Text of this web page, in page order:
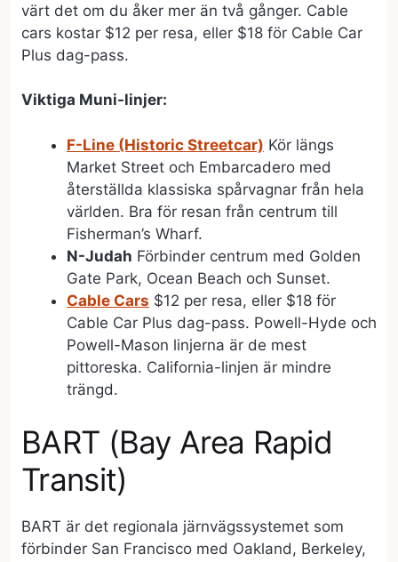
värt det om du åker mer än två gånger. Cable
cars kostar $12 per resa, eller $18 för Cable Car
Plus dag-pass.
Viktiga Muni-linjer:
F-Line (Historic Streetcar) Kör längs
Market Street och Embarcadero med
återställda klassiska spårvagnar från hela
världen. Bra för resan från centrum till
Fisherman’s Wharf.
N-Judah Förbinder centrum med Golden
Gate Park, Ocean Beach och Sunset.
Cable Cars $12 per resa, eller $18 för
Cable Car Plus dag-pass. Powell-Hyde och
Powell-Mason linjerna är de mest
pittoreska. California-linjen är mindre
trängd.
BART (Bay Area Rapid
Transit)
BART är det regionala järnvägssystemet som
förbinder San Francisco med Oakland, Berkeley,